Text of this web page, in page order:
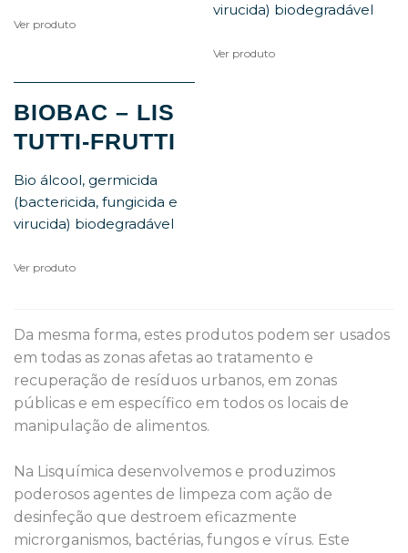
Ver produto
virucida) biodegradável
Ver produto
BIOBAC – LIS
TUTTI-FRUTTI
Bio álcool, germicida
(bactericida, fungicida e
virucida) biodegradável
Ver produto
Da mesma forma, estes produtos podem ser usados
em todas as zonas afetas ao tratamento e
recuperação de resíduos urbanos, em zonas
públicas e em específico em todos os locais de
manipulação de alimentos.
Na Lisquímica desenvolvemos e produzimos
poderosos agentes de limpeza com ação de
desinfeção que destroem eficazmente
microrganismos, bactérias, fungos e vírus. Este